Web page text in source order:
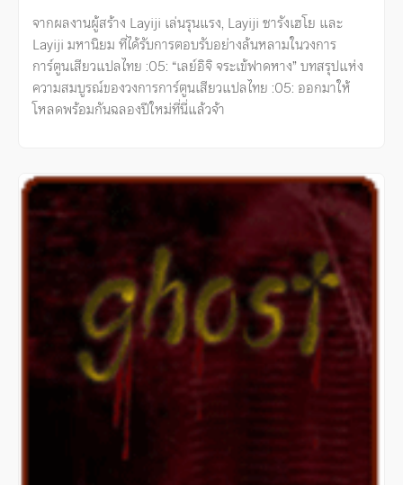
จากผลงานผู้สร้าง Layiji เล่นรุนแรง, Layiji ซารังเฮโย และ
Layiji มหานิยม ที่ได้รับการตอบรับอย่างล้นหลามในวงการ
การ์ตูนเสียวแปลไทย :05: “เลย์อิจิ จระเข้ฟาดหาง” บทสรุปแห่ง
ความสมบูรณ์ของวงการการ์ตูนเสียวแปลไทย :05: ออกมาให้
โหลดพร้อมกันฉลองปีใหม่ที่นี่แล้วจ้า